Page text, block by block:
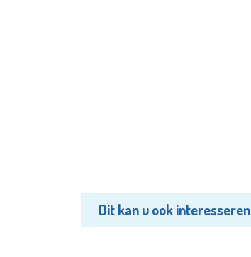
Dit kan u ook interesseren